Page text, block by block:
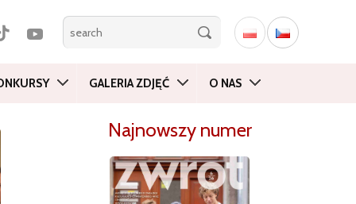
GALERIA ZDJĘĆ O NAS
Najnowszy numer